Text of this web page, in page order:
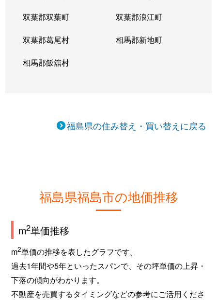
双葉郡双葉町 双葉郡浪江町
双葉郡葛尾村 相馬郡新地町
相馬郡飯舘村
福島県の住み替え・買い替えに戻る
福島県福島市の地価推移
m2単価推移
m2単価の推移を表したグラフです。
過去1年間や5年といったスパンで、その坪単価の上昇・
下落の傾向がわかります。
不動産を売買するタイミングなどの参考にご活用くださ